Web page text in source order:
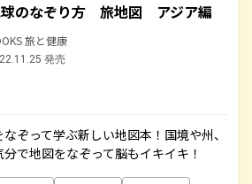
のなぞり方 旅地図 アジア編
旅と健康
発売
ぞって学ぶ新しい地図本！国境や州、
で地図をなぞって脳もイキイキ！